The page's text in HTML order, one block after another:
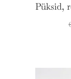
Püksid,